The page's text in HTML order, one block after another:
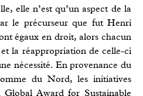
elle n’est qu’un aspect de la
le précurseur que fut Henri
égaux en droit, alors chacun
la réappropriation de celle-ci
nécessité. En provenance du
du Nord, les initiatives
Global Award for Sustainable